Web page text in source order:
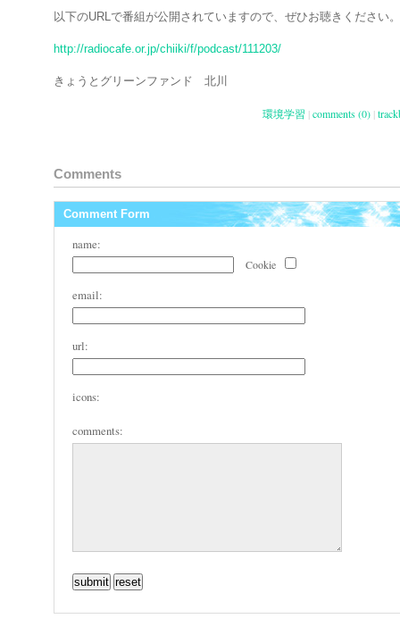
以下のURLで番組が公開されていますので、ぜひお聴きください。
http://radiocafe.or.jp/chiiki/f/podcast/111203/
きょうとグリーンファンド 北川
環境学習 |comments (0) |
Comments
Comment Form
name:
Cookie
email:
url:
icons:
comments: